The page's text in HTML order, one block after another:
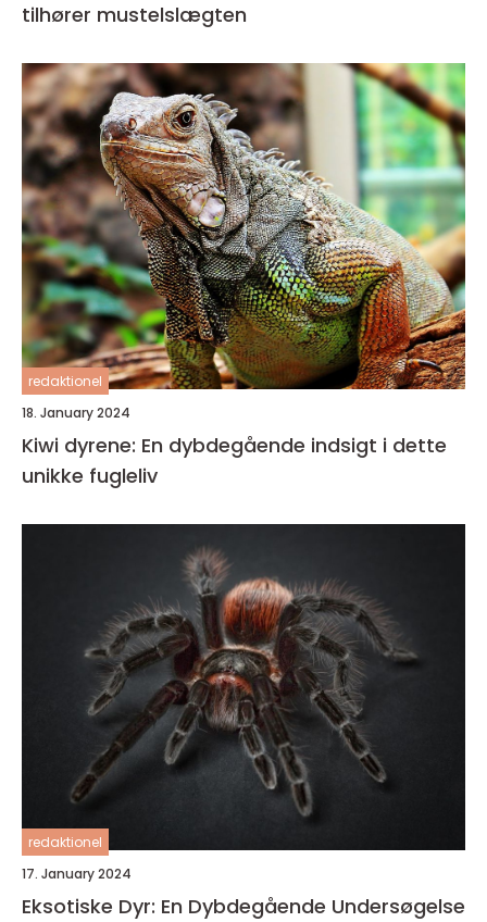
tilhører mustelslægten
redaktionel
18. January 2024
Kiwi dyrene: En dybdegående indsigt i dette
unikke fugleliv
redaktionel
17. January 2024
Eksotiske Dyr: En Dybdegående Undersøgelse